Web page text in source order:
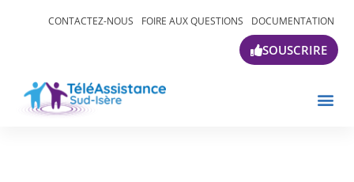
CONTACTEZ-NOUS FOIRE AUX QUESTIONS DOCUMENTATION
SOUSCRIRE